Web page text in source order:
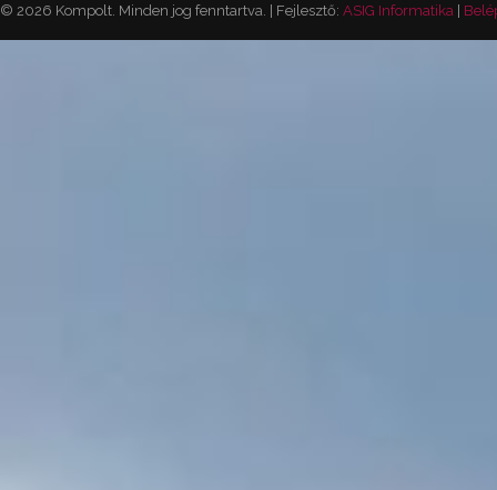
© 2026 Kompolt. Minden jog fenntartva. | Fejlesztő: ASIG Informatika